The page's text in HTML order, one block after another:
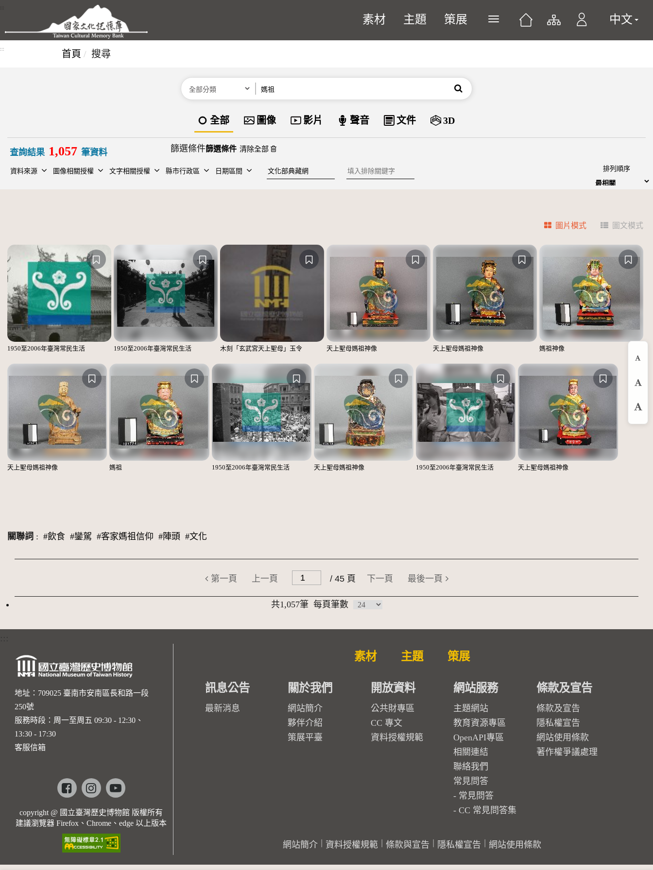
跳到主要內容區塊
:::
素材 主題 策展 展開或關閉主選單 中文
::: 首頁 搜尋
分類 搜尋
資料類型
全部 圖像 影片 聲音 文件 3D
查詢結果 1,057 筆資料 篩選條件 清除全部
資料來源 圖像相關授權 文字相關授權 縣市行政區 日期區間 建檔單位 排除關鍵字 排列順序
圖片模式 圖文模式
1950至2006年臺灣常民生活 1950至2006年臺灣常民生活 木刻「玄武宮天上聖母」玉令 天上聖母媽祖神像 天上聖母媽祖神像 媽祖神像
天上聖母媽祖神像 媽祖 1950至2006年臺灣常民生活 天上聖母媽祖神像 1950至2006年臺灣常民生活 天上聖母媽祖神像
關聯詞 : #飲食 #鑾駕 #客家媽祖信仰 #陣頭 #文化
第一頁 上一頁 / 45 頁 下一頁 最後一頁
共1,057筆 每頁筆數
放
:::
地址：709025 臺南市安南區長和路一段
250號
服務時段：周一至周五 09:30 - 12:30、
13:30 - 17:30
客服信箱
Facebookinstagramyoutube
copyright @ 國立臺灣歷史博物館 版權所有
建議瀏覽器 Firefox、Chrome、edge 以上版本
素材 主題 策展
訊息公告
最新消息
關於我們
網站簡介
夥伴介紹
策展平臺
開放資料
公共財專區
CC 專文
資料授權規範
網站服務
主題網站
教育資源專區
OpenAPI專區
相關連結
聯絡我們
常見問答
常見問答
CC 常見問答集
條款及宣告
條款及宣告
隱私權宣告
網站使用條款
著作權爭議處理
網站簡介 資料授權規範 條款與宣告 隱私權宣告 網站使用條款